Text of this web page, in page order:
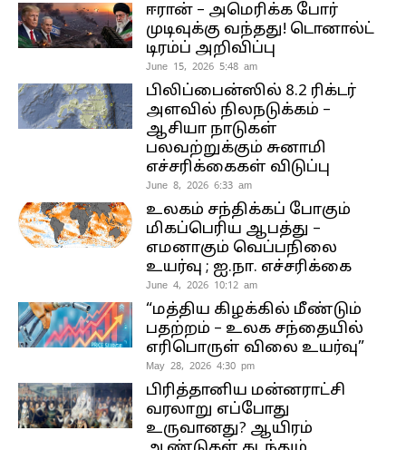
ஈரான் – அமெரிக்க போர்
முடிவுக்கு வந்தது! டொனால்ட்
டிரம்ப் அறிவிப்பு
June 15, 2026 5:48 am
பிலிப்பைன்ஸில் 8.2 ரிக்டர்
அளவில் நிலநடுக்கம் –
ஆசியா நாடுகள்
பலவற்றுக்கும் சுனாமி
எச்சரிக்கைகள் விடுப்பு
June 8, 2026 6:33 am
உலகம் சந்திக்கப் போகும்
மிகப்பெரிய ஆபத்து –
எமனாகும் வெப்பநிலை
உயர்வு ; ஐ.நா. எச்சரிக்கை
June 4, 2026 10:12 am
“மத்திய கிழக்கில் மீண்டும்
பதற்றம் – உலக சந்தையில்
எரிபொருள் விலை உயர்வு”
May 28, 2026 4:30 pm
பிரித்தானிய மன்னராட்சி
வரலாறு எப்போது
உருவானது? ஆயிரம்